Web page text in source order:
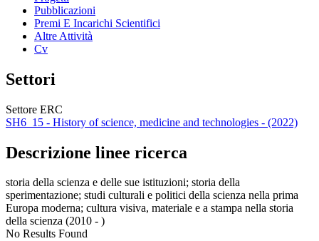
Pubblicazioni
Premi E Incarichi Scientifici
Altre Attività
Cv
Settori
Settore ERC
SH6_15 - History of science, medicine and technologies - (2022)
Descrizione linee ricerca
storia della scienza e delle sue istituzioni; storia della
sperimentazione; studi culturali e politici della scienza nella prima
Europa moderna; cultura visiva, materiale e a stampa nella storia
della scienza (2010 - )
No Results Found